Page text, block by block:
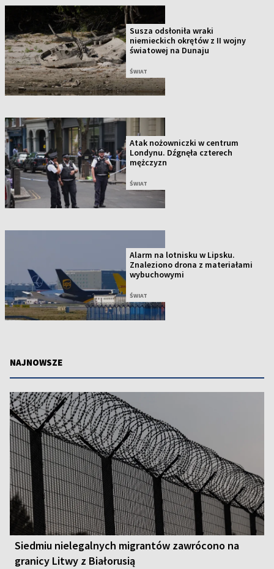
Susza odsłoniła wraki
niemieckich okrętów z II wojny
światowej na Dunaju
ŚWIAT
Atak nożowniczki w centrum
Londynu. Dźgnęła czterech
mężczyzn
ŚWIAT
Alarm na lotnisku w Lipsku.
Znaleziono drona z materiałami
wybuchowymi
ŚWIAT
NAJNOWSZE
Siedmiu nielegalnych migrantów zawrócono na
granicy Litwy z Białorusią